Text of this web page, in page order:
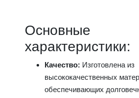
Основные
характеристики:
Качество: Изготовлена ​​из
высококачественных
обеспечивающих